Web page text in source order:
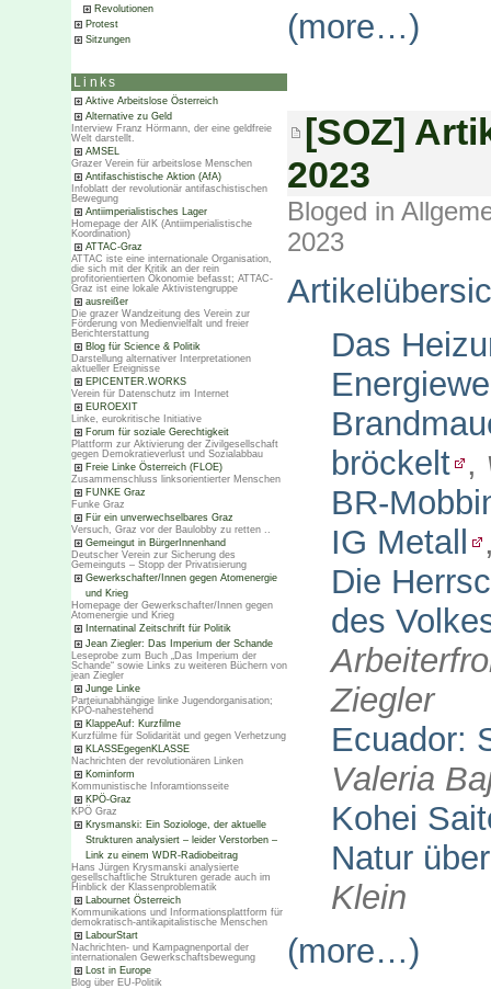
Revolutionen
Protest
Sitzungen
Links
Aktive Arbeitslose Österreich
Alternative zu Geld
Interview Franz Hörmann, der eine geldfreie
Welt darstellt.
AMSEL
Grazer Verein für arbeitslose Menschen
Antifaschistische Aktion (AfA)
Infoblatt der revolutionär antifaschistischen
Bewegung
Antiimperialistisches Lager
Homepage der AIK (Antiimperialistische
Koordination)
ATTAC-Graz
ATTAC iste eine internationale Organisation,
die sich mit der Kritik an der rein
profitorientierten Ökonomie befasst; ATTAC-
Graz ist eine lokale Aktivistengruppe
ausreißer
Die grazer Wandzeitung des Verein zur
Förderung von Medienvielfalt und freier
Berichterstattung
Blog für Science & Politik
Darstellung alternativer Interpretationen
aktueller Ereignisse
EPICENTER.WORKS
Verein für Datenschutz im Internet
EUROEXIT
Linke, eurokritische Initiative
Forum für soziale Gerechtigkeit
Plattform zur Aktivierung der Zivilgesellschaft
gegen Demokratieverlust und Sozialabbau
Freie Linke Österreich (FLOE)
Zusammenschluss linksorientierter Menschen
FUNKE Graz
Funke Graz
Für ein unverwechselbares Graz
Versuch, Graz vor der Baulobby zu retten ..
Gemeingut in BürgerInnenhand
Deutscher Verein zur Sicherung des
Gemeinguts – Stopp der Privatisierung
Gewerkschafter/Innen gegen Atomenergie
und Krieg
Homepage der Gewerkschafter/Innen gegen
Atomenergie und Krieg
Internatinal Zeitschrift für Politik
Jean Ziegler: Das Imperium der Schande
Leseprobe zum Buch „Das Imperium der
Schande“ sowie Links zu weiteren Büchern von
jean Ziegler
Junge Linke
Parteiunabhängige linke Jugendorganisation;
KPÖ-nahestehend
KlappeAuf: Kurzfilme
Kurzfülme für Solidarität und gegen Verhetzung
KLASSEgegenKLASSE
Nachrichten der revolutionären Linken
Kominform
Kommunistische Inforamtionsseite
KPÖ-Graz
KPÖ Graz
Krysmanski: Ein Soziologe, der aktuelle
Strukturen analysiert – leider Verstorben –
Link zu einem WDR-Radiobeitrag
Hans Jürgen Krysmanski analysierte
gesellschaftliche Strukturen gerade auch im
Hinblick der Klassenproblematik
Labournet Österreich
Kommunikations und Informationsplattform für
demokratisch-antikapitalistische Menschen
LabourStart
Nachrichten- und Kampagnenportal der
internationalen Gewerkschaftsbewegung
Lost in Europe
Blog über EU-Politik
(more…)
[SOZ]
2023
Bloged in
2023
Das
bröckelt ,
BR-
IG Metall
Die
des
Ziegler
Ecuador:
Valeria
Kohei
Natur
Klein
(more…)